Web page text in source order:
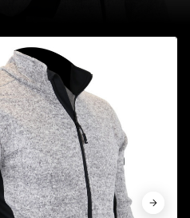




